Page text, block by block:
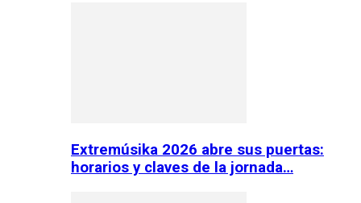
Extremúsika 2026 abre sus puertas:
horarios y claves de la jornada…